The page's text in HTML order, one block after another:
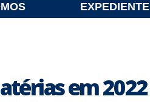
EXPEDIENTE
em 2022